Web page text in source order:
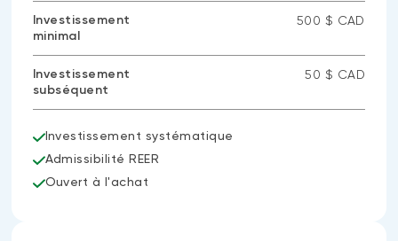
Investissement
minimal
500 $ CAD
Investissement
subséquent
50 $ CAD
Investissement systématique
Admissibilité REER
Ouvert à l'achat